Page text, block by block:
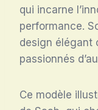
qui incarne
performance.
design élégant
passionnés
Ce modèle